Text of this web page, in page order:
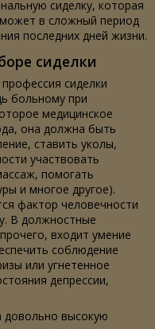
сиделку, которая
в сложный период
последних дней жизни.
сиделки
сиделки
больному при
медицинское
она должна быть
ставить уколы,
участвовать
помогать
и многое другое).
фактор человечности
В должностные
входит умение
соблюдение
или угнетенное
депрессии,
довольно высокую